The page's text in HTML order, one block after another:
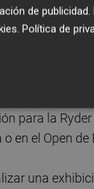
que
jugar
para la
en el Open de
una
de publicidad.
. Política de